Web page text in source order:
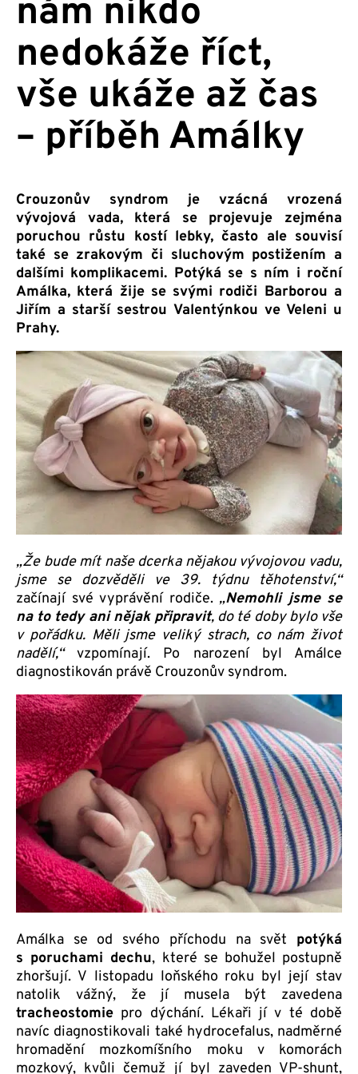
nám nikdo
nedokáže říct,
vše ukáže až čas
– příběh Amálky
Crouzonův syndrom je vzácná vrozená
vývojová vada, která se projevuje zejména
poruchou růstu kostí lebky, často ale souvisí
také se zrakovým či sluchovým postižením a
dalšími komplikacemi. Potýká se s ním i roční
Amálka, která žije se svými rodiči Barborou a
Jiřím a starší sestrou Valentýnkou ve Veleni u
Prahy.
„Že bude mít naše dcerka nějakou vývojovou vadu,
jsme se dozvěděli ve 39. týdnu těhotenství,“
začínají své vyprávění rodiče. „Nemohli jsme se
na to tedy ani nějak připravit, do té doby bylo vše
v pořádku. Měli jsme veliký strach, co nám život
nadělí,“vzpomínají. Po narození byl Amálce
diagnostikován právě Crouzonův syndrom.
Amálka se od svého příchodu na svět potýká
s poruchami dechu, které se bohužel postupně
zhoršují. V listopadu loňského roku byl její stav
natolik vážný, že jí musela být zavedena
tracheostomie pro dýchání. Lékaři jí v té době
navíc diagnostikovali také hydrocefalus, nadměrné
hromadění mozkomíšního moku v komorách
mozkový, kvůli čemuž jí byl zaveden VP-shunt,